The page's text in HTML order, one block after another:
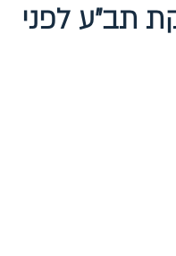
תב״ע לפני